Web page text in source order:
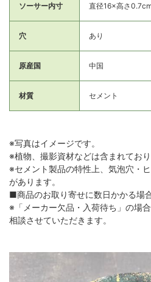
ソーサー内寸 直径16×高さ
穴 あり
原産国 中国
材質 セメント
※写真はイメージです。
※植物、撮影資材などは含まれており
※セメント製品の特性上、気泡穴・
があります。
■商品のお取り寄せに数日かかる場
※「メーカー欠品・入荷待ち」の場
相談させていただきます。